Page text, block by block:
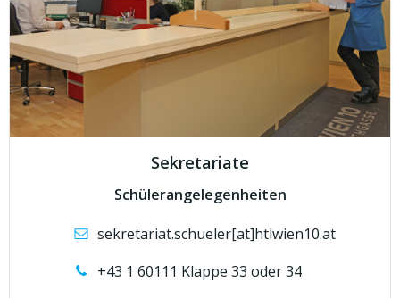
Sekretariate
Schülerangelegenheiten
sekretariat.schueler[at]htlwien10.at
+43 1 60111 Klappe 33 oder 34